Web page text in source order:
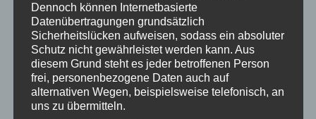
Engel aus dem Erzgebirge – kleine Holzkunst im
großen Stil Von Klein bis Groß – hier ist was los! Ob
als eindrucksvolle Holzskulpturen mit stattlicher
Größe oder kleine Wegbegleiter im Mini-Format: die
beliebten Sternkopf-Engel bringen leuchtende
Farben und edelste Hölzer in wunderbar dekorativer
Dennoch können Internetbasierte
Datenübertragungen grundsätzlich
Sicherheitslücken aufweisen, sodass ein absoluter
Schutz nicht gewährleistet werden kann. Aus
diesem Grund steht es jeder betroffenen Person
frei, personenbezogene Daten auch auf
alternativen Wegen, beispielsweise telefonisch, an
uns zu übermitteln.